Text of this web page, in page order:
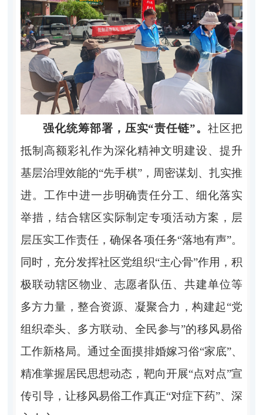
强化统筹部署，压实“责任链”。社区把
抵制高额彩礼作为深化精神文明建设、提升
基层治理效能的“先手棋”，周密谋划、扎实推
进。工作中进一步明确责任分工、细化落实
举措，结合辖区实际制定专项活动方案，层
层压实工作责任，确保各项任务“落地有声”。
同时，充分发挥社区党组织“主心骨”作用，积
极联动辖区物业、志愿者队伍、共建单位等
多方力量，整合资源、凝聚合力，构建起“党
组织牵头、多方联动、全民参与”的移风易俗
工作新格局。通过全面摸排婚嫁习俗“家底”、
精准掌握居民思想动态，靶向开展“点对点”宣
传引导，让移风易俗工作真正“对症下药”、深